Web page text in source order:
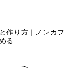
作り方｜ノンカフ
る